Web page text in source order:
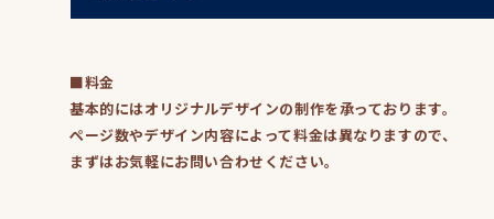
■料金
基本的にはオリジナルデザインの制作を承っております。
ページ数やデザイン内容によって料金は異なりますので、
まずはお気軽にお問い合わせください。